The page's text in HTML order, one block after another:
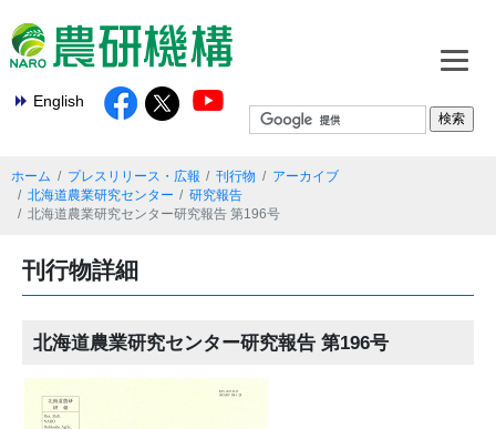
English
ホーム プレスリリース・広報 刊行物
アーカイブ
北海道農業研究センター
研究報告
北海道農業研究センター研究報告 第196号
刊行物詳細
北海道農業研究センター研究報告 第196号